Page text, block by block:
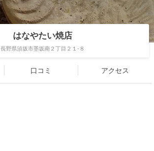
はなやたい焼店
長野県須坂市墨坂南２丁目２１-８
口コミ アクセス